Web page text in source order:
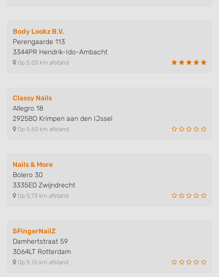
Body Lookz B.V.
Perengaarde 113
3344PR Hendrik-Ido-Ambacht
Op 5,03 km afstand
Classy Nails
Allegro 18
2925BD Krimpen aan den IJssel
Op 5,50 km afstand
Nails & More
Bolero 30
3335ED Zwijndrecht
Op 5,73 km afstand
5FingerNailZ
Damhertstraat 59
3064LT Rotterdam
Op 5,76 km afstand
Use profiles to select personalised
advertising
Use profiles to select personalised content
Measure advertising performance
Measure content performance
or combinations of data from different
sources
Develop and improve services
IAB Special Features:
Use precise geolocation data
Identify devices based on information